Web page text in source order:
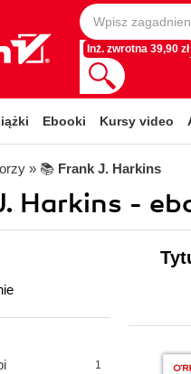
Inż. zwrotna 39,90 zł
Ebooki Kursy video
» 📚 Frank J. Harkins
Harkins -
1